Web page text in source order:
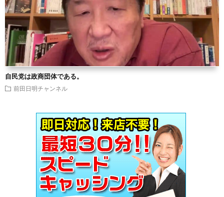
自民党は政商団体である。
前田日明チャンネル